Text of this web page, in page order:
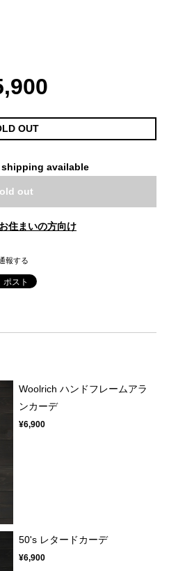
OUT
available
out
住まいの方向け
報する
Woolrich ハンドフレームアラ
ンカーデ
¥6,900
50's レタードカーデ
¥6,900